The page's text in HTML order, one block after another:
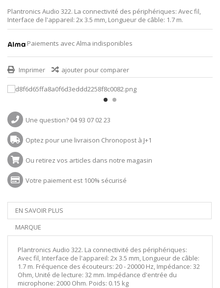
Plantronics Audio 322. La connectivité des périphériques: Avec fil,
Interface de l'appareil: 2x 3.5 mm, Longueur de câble: 1.7 m.
Paiements avec Alma indisponibles
Imprimer ajouter pour comparer
Une question? 04 93 07 02 23
Optez pour une livraison Chronopost à J+1
Ou retirez vos articles dans notre magasin
Votre paiement est 100% sécurisé
EN SAVOIR PLUS
MARQUE
Plantronics Audio 322. La connectivité des périphériques:
Avec fil, Interface de l'appareil: 2x 3.5 mm, Longueur de câble:
1.7 m. Fréquence des écouteurs: 20 - 20000 Hz, Impédance: 32
Ohm, Unité de lecture: 32 mm. Impédance d'entrée du
microphone: 2000 Ohm. Poids: 0.15 kg